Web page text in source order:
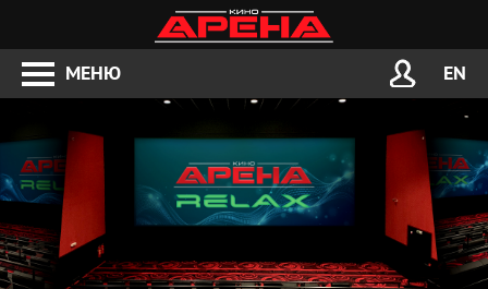
МЕНЮ EN